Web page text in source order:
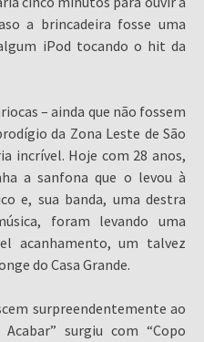
a brincadeira fosse uma
iPod tocando o hit da
– ainda que não fossem
da Zona Leste de São
incrível. Hoje com 28 anos,
a sanfona que o levou à
e, sua banda, uma destra
foram levando uma
acanhamento, um talvez
do Casa Grande.
surpreendentemente ao
surgiu com “Copo